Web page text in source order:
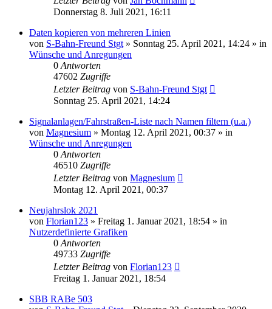
Donnerstag 8. Juli 2021, 16:11
Daten kopieren von mehreren Linien
von S-Bahn-Freund Stgt » Sonntag 25. April 2021, 14:24 » in
Wünsche und Anregungen
0 Antworten
47602 Zugriffe
Letzter Beitrag von S-Bahn-Freund Stgt
Sonntag 25. April 2021, 14:24
Signalanlagen/Fahrstraßen-Liste nach Namen filtern (u.a.)
von Magnesium » Montag 12. April 2021, 00:37 » in
Wünsche und Anregungen
0 Antworten
46510 Zugriffe
Letzter Beitrag von Magnesium
Montag 12. April 2021, 00:37
Neujahrslok 2021
von Florian123 » Freitag 1. Januar 2021, 18:54 » in
Nutzerdefinierte Grafiken
0 Antworten
49733 Zugriffe
Letzter Beitrag von Florian123
Freitag 1. Januar 2021, 18:54
SBB RABe 503